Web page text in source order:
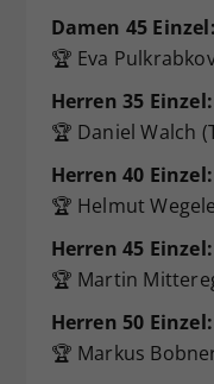
Damen 45 Einzel:
🏆 Eva
Herren 35 Einzel:
🏆 Daniel Walch
Herren 40 Einzel:
🏆 Helmut
Herren 45 Einzel:
🏆 Martin
Herren 50 Einzel:
🏆 Markus